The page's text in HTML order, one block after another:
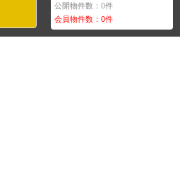
公開物件数：0件
会員物件数：0件